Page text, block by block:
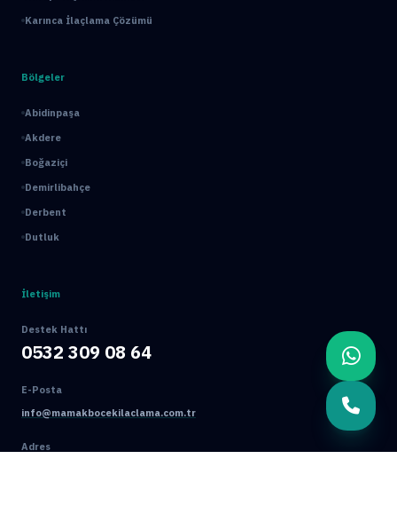
Karınca İlaçlama Çözümü
Bölgeler
Abidinpaşa
Akdere
Boğaziçi
Demirlibahçe
Derbent
Dutluk
İletişim
Destek Hattı
0532 309 08 64
E-Posta
info@mamakbocekilaclama.com.tr
Adres